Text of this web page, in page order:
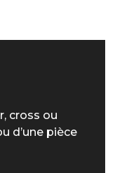
cross ou
d’une pièce